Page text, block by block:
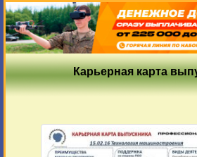
Карьерная карта